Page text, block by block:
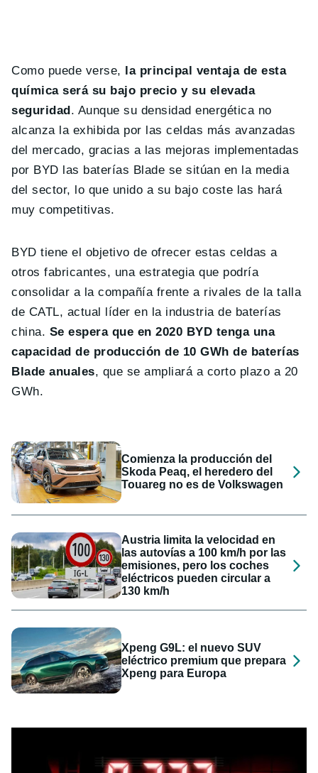
Como puede verse, la principal ventaja de esta
química será su bajo precio y su elevada
seguridad. Aunque su densidad energética no
alcanza la exhibida por las celdas más avanzadas
del mercado, gracias a las mejoras implementadas
por BYD las baterías Blade se sitúan en la media
del sector, lo que unido a su bajo coste las hará
muy competitivas.
BYD tiene el objetivo de ofrecer estas celdas a
otros fabricantes, una estrategia que podría
consolidar a la compañía frente a rivales de la talla
de CATL, actual líder en la industria de baterías
china. Se espera que en 2020 BYD tenga una
capacidad de producción de 10 GWh de baterías
Blade anuales, que se ampliará a corto plazo a 20
GWh.
Comienza la producción del
Skoda Peaq, el heredero del
Touareg no es de Volkswagen
Austria limita la velocidad en
las autovías a 100 km/h por las
emisiones, pero los coches
eléctricos pueden circular a
130 km/h
Xpeng G9L: el nuevo SUV
eléctrico premium que prepara
Xpeng para Europa